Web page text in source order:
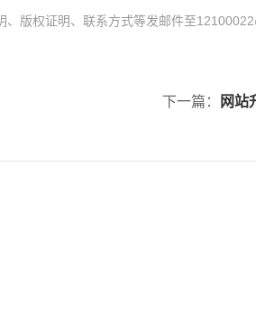
版权证明、联系方式等发邮件至
下一篇： 网站